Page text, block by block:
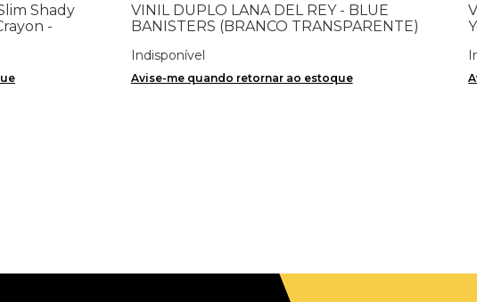
Shady
-
VINIL DUPLO LANA DEL REY - BLUE
BANISTERS (BRANCO TRANSPARENTE)
Indisponível
Avise-me quando retornar ao estoque